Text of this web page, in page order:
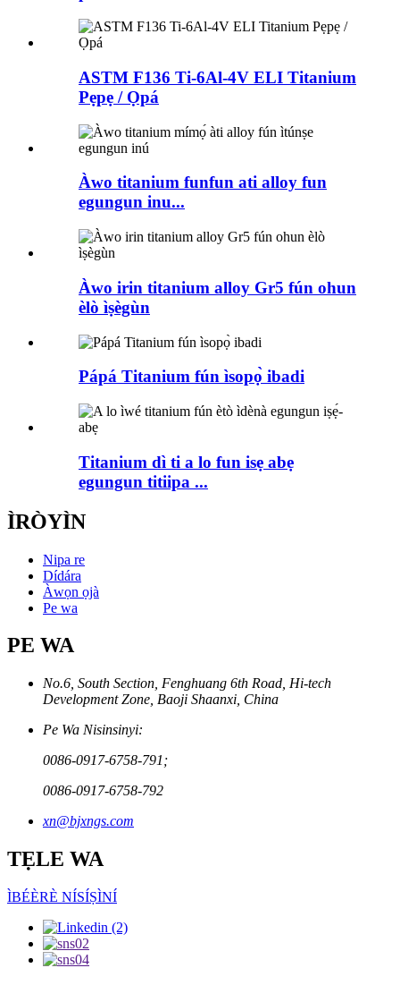
ASTM F136 Ti-6Al-4V ELI Titanium
Pẹpẹ / Ọpá
Àwo titanium funfun ati alloy fun
egungun inu...
Àwo irin titanium alloy Gr5 fún ohun
èlò ìṣègùn
Pápá Titanium fún ìsopọ̀ ibadi
Titanium dì ti a lo fun isẹ abẹ
egungun titiipa ...
ÌRÒYÌN
Nipa re
Dídára
Àwọn ọjà
Pe wa
PE WA
No.6, South Section, Fenghuang 6th Road, Hi-tech
Development Zone, Baoji Shaanxi, China
Pe Wa Nisinsinyi:
0086-0917-6758-791;
0086-0917-6758-792
xn@bjxngs.com
TẸLE WA
ÌBÉÈRÈ NÍSÍṢÌNÍ